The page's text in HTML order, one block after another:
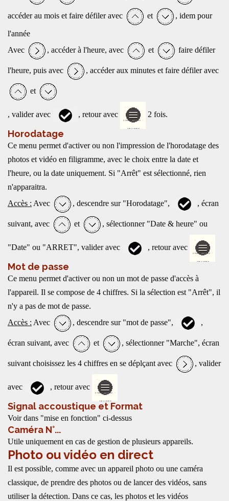
accéder au mois et faire défiler avec et , idem pour
l'année
Avec
, accéder à l'heure, avec et faire défiler
l'heure, puis avec , accéder aux minutes et faire défiler avec
et
, valider avec , retour avec 2 fois.
Horodatage
Ce menu permet d'activer ou non l'impression de l'horodatage des
photos et vidéo en filigramme, avec le choix entre la date et
l'heure, ou la date uniquement. Si "Arrêt" est sélectionné, rien
n'apparaitra.
Accès : Avec , descendre sur "Horodatage", , écran
suivant, avec et , sélectionner "Date & heure" ou
"Date" ou "ARRET", valider avec , retour avec
Mot de passe
Ce menu permet d'activer ou non un mot de passe d'accès à
l'appareil. Il se compose de 4 chiffres. Si la sélection est "Arrêt", il
n'y a pas de mot de passe.
Accès : Avec , descendre sur "mot de passe", ,
écran suivant, avec et , sélectionner "Marche", écran
suivant choisissez les 4 chiffres en se déplçant avec , valider
avec , retour avec
Signal accoustique et Format
Voir dans "mise en fonction" ci-dessus
Caméra N°...
Utile uniquement en cas de gestion de plusieurs appareils.
Photo ou vidéo en direct
Il est possible, comme avec un appareil photo ou une caméra
classique, de prendre des photos ou de lancer des vidéos, sans
utiliser la détection. Dans ce cas, les photos et les vidéos